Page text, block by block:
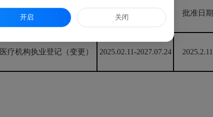
事项名称 有效期限 批准日期
医疗机构执业登记（变更） 2025.02.11-2027.07.24 2025.2.11
开启 关闭